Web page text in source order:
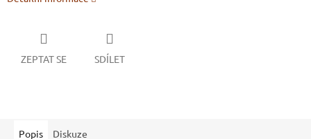
ZEPTAT SE SDÍLET
Popis Diskuze